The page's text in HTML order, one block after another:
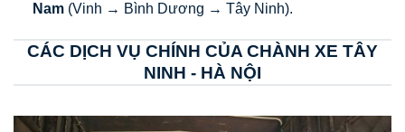
Nam(Vinh → Bình Dương → Tây Ninh).
CÁC DỊCH VỤ CHÍNH CỦA CHÀNH XE TÂY
NINH - HÀ NỘI